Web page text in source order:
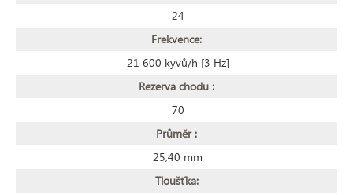
24
Frekvence:
21 600 kyvů/h [3 Hz]
Rezerva chodu :
70
Průměr :
25,40 mm
Tloušťka: